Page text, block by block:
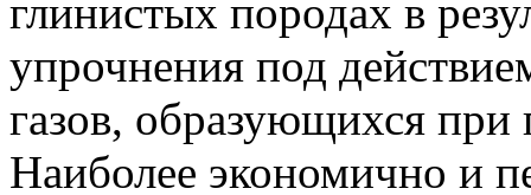
глинистых породах в
упрочнения под
газов, образующихся при
Наиболее экономично и